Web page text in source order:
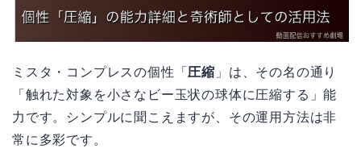
ミスタ・コンプレスの個性「 圧縮 」は、その名の通り
「触れた対象を小さなビー玉状の球体に圧縮する」能
力です。シンプルに聞こえますが、その運用方法は非
常に多彩です。